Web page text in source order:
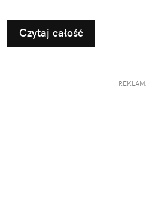
Czytaj całość